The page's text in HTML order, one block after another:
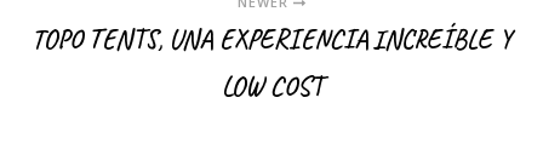
TOPO TENTS, UNA EXPERIENCIA INCREÍBLE Y
LOW COST